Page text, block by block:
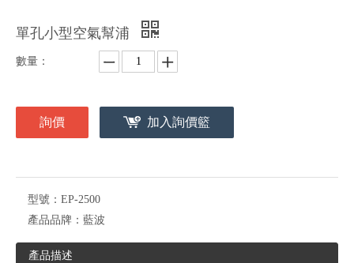
單孔小型空氣幫浦
數量：
詢價 加入詢價籃
型號： EP-2500
產品品牌： 藍波
產品描述